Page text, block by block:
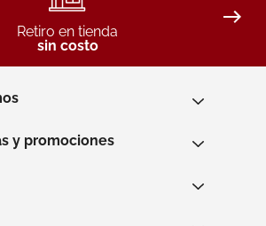
Retiro en tienda
sin costo
y promociones